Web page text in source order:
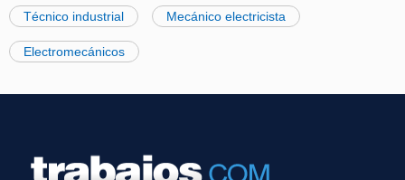
Técnico industrial Mecánico electricista
Electromecánicos